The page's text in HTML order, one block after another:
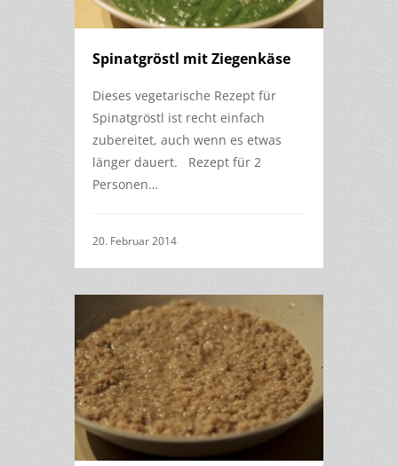
Spinatgröstl mit Ziegenkäse
Dieses vegetarische Rezept für
Spinatgröstl ist recht einfach
zubereitet, auch wenn es etwas
länger dauert. Rezept für 2
Personen…
20. Februar 2014